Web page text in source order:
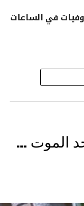
في الساعات
الموت …